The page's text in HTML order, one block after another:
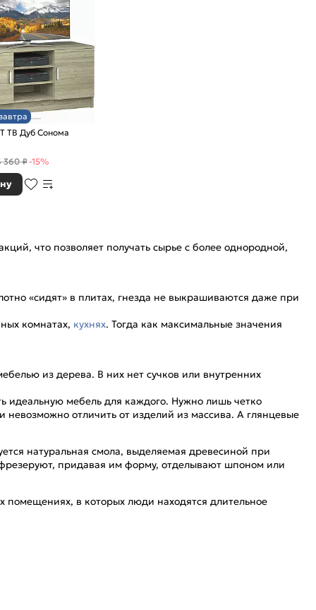
ТВ Дуб Сонома
360 ₽-15%
что позволяет получать сырье с более однородной,
«сидят» в плитах, гнезда не выкрашиваются даже при
комнатах, кухнях. Тогда как максимальные значения
из дерева. В них нет сучков или внутренних
идеальную мебель для каждого. Нужно лишь четко
отличить от изделий из массива. А глянцевые
натуральная смола, выделяемая древесиной при
придавая им форму, отделывают шпоном или
в которых люди находятся длительное